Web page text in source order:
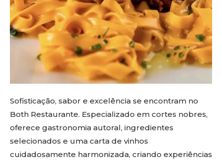
Sofisticação, sabor e excelência se encontram no
Both Restaurante. Especializado em cortes nobres,
oferece gastronomia autoral, ingredientes
selecionados e uma carta de vinhos
cuidadosamente harmonizada, criando experiências